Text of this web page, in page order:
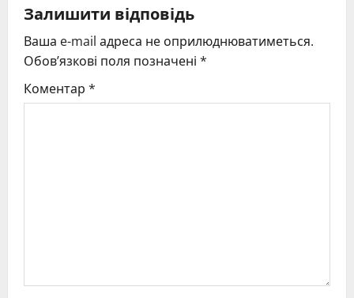
v
i
g
Залишити відповідь
Ваша e-mail адреса не оприлюднюватиметься.
Обов’язкові поля позначені *
Коментар *